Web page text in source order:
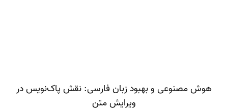
هوش مصنوعی و بهبود زبان فارسی: نقش پاک‌نویس در
ویرایش متن